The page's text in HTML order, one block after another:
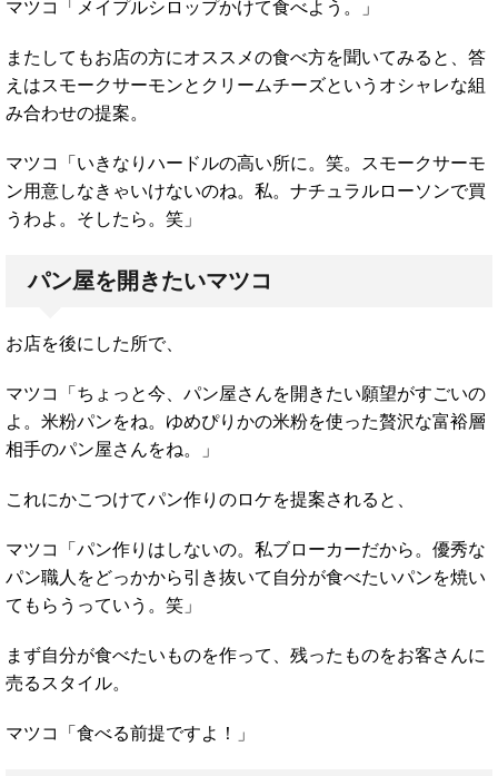
マツコ「メイプルシロップかけて食べよう。」
またしてもお店の方にオススメの食べ方を聞いてみると、答
えはスモークサーモンとクリームチーズというオシャレな組
み合わせの提案。
マツコ「いきなりハードルの高い所に。笑。スモークサーモ
ン用意しなきゃいけないのね。私。ナチュラルローソンで買
うわよ。そしたら。笑」
パン屋を開きたいマツコ
お店を後にした所で、
マツコ「ちょっと今、パン屋さんを開きたい願望がすごいの
よ。米粉パンをね。ゆめぴりかの米粉を使った贅沢な富裕層
相手のパン屋さんをね。」
これにかこつけてパン作りのロケを提案されると、
マツコ「パン作りはしないの。私ブローカーだから。優秀な
パン職人をどっかから引き抜いて自分が食べたいパンを焼い
てもらうっていう。笑」
まず自分が食べたいものを作って、残ったものをお客さんに
売るスタイル。
マツコ「食べる前提ですよ！」